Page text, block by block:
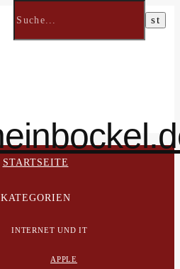
STARTSEITE
KATEGORIEN
INTERNET UND IT
APPLE